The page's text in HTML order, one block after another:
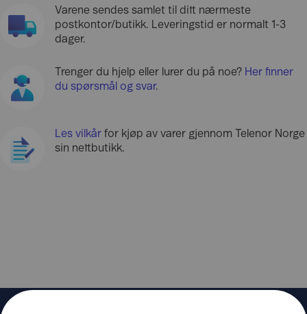
Varene sendes samlet til ditt nærmeste
postkontor/butikk. Leveringstid er normalt 1-3
dager.
Trenger du hjelp eller lurer du på noe? Her finner
du spørsmål og svar.
Les vilkår for kjøp av varer gjennom Telenor Norge
sin nettbutikk.